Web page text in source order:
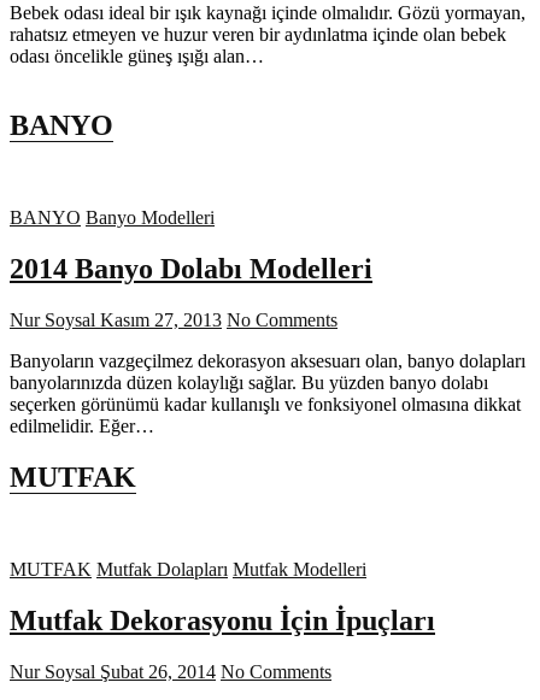
Bebek odası ideal bir ışık kaynağı içinde olmalıdır. Gözü yormayan,
rahatsız etmeyen ve huzur veren bir aydınlatma içinde olan bebek
odası öncelikle güneş ışığı alan…
BANYO
BANYO Banyo Modelleri
2014 Banyo Dolabı Modelleri
Nur Soysal Kasım 27, 2013 No Comments
Banyoların vazgeçilmez dekorasyon aksesuarı olan, banyo dolapları
banyolarınızda düzen kolaylığı sağlar. Bu yüzden banyo dolabı
seçerken görünümü kadar kullanışlı ve fonksiyonel olmasına dikkat
edilmelidir. Eğer…
MUTFAK
MUTFAK Mutfak Dolapları Mutfak Modelleri
Mutfak Dekorasyonu İçin İpuçları
Nur Soysal Şubat 26, 2014 No Comments